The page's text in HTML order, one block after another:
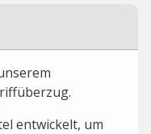
entwickelt, um